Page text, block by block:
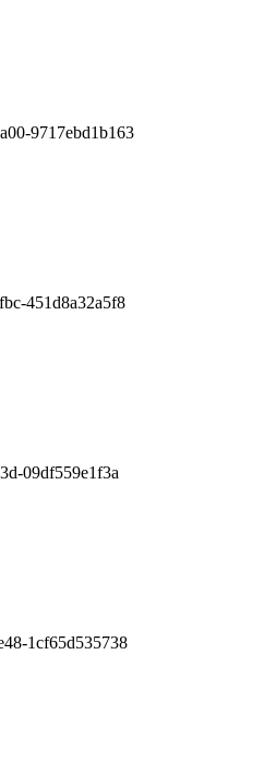
9717ebd1b163
451d8a32a5f8
09df559e1f3a
1cf65d535738